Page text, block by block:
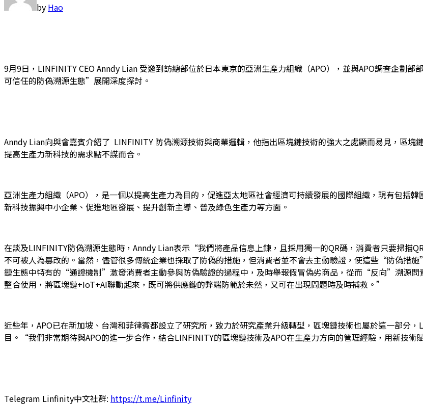
by Hao
9月9日，LINFINITY CEO Anndy Lian 受邀到訪總部位於日本東京的亞洲生產力組織（APO），並與APO調查企劃
可信任的防偽溯源生態”展開深度探討。
Anndy Lian向與會嘉賓介紹了 LINFINITY 防偽溯源技術與商業邏輯，他指出區塊鏈技術的強大之處顯而易見，區塊
提高生產力新科技的需求點不謀而合。
亞洲生產力組織（APO），是一個以提高生產力為目的，促進亞太地區社會經濟可持續發展的國際組織，現有包括
新科技振興中小企業、促進地區發展、提升創新主導、普及綠色生產力等方面。
在談及LINFINITY防偽溯源生態時，Anndy Lian表示“我們將產品信息上鍊，且採用獨一的QR碼，消費者只要掃描
不可被人為篡改的。當然，儘管很多傳統企業也採取了防偽的措施，但消費者並不會去主動驗證，使這些“防偽
鏈生態中特有的“通證機制”激發消費者主動參與防偽驗證的過程中，及時舉報假冒偽劣商品，從而“反向”溯源
整合使用，將區塊鏈+IoT+AI聯動起來，既可將供應鏈的弊端防範於未然，又可在出現問題時及時補救。”
近些年，APO已在新加坡、台灣和菲律賓都設立了研究所，致力於研究產業升級轉型，區塊鏈技術也屬於這一部分
目。“我們非常期待與APO的進一步合作，結合LINFINITY的區塊鏈技術及APO在生產力方向的管理經驗，用新技術
Telegram Linfinity中文社群: https://t.me/Linfinity